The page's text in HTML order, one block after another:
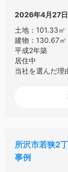
2026年4月27日
土地：101.33㎡
建物：130.67㎡
平成2年築
居住中
当社を選んだ理
所沢市若狭2
事例